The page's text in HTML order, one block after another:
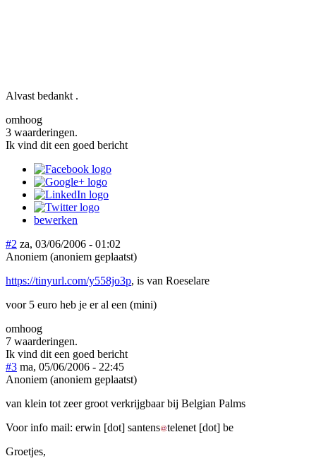
Alvast bedankt .
omhoog
3 waarderingen.
Ik vind dit een goed bericht
bewerken
#2 za, 03/06/2006 - 01:02
Anoniem (anoniem geplaatst)
https://tinyurl.com/y558jo3p, is van Roeselare
voor 5 euro heb je er al een (mini)
omhoog
7 waarderingen.
Ik vind dit een goed bericht
#3 ma, 05/06/2006 - 22:45
Anoniem (anoniem geplaatst)
van klein tot zeer groot verkrijgbaar bij Belgian Palms
Voor info mail: erwin [dot] santens telenet [dot] be
Groetjes,